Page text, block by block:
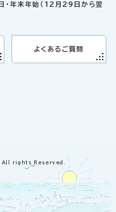
・年末年始（12月29日から翌
よくあるご質問
rights Reserved.